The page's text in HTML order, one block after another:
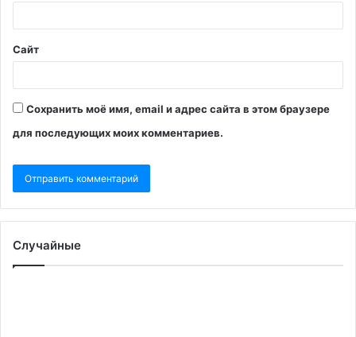
Сайт
Сохранить моё имя, email и адрес сайта в этом браузере
для последующих моих комментариев.
Случайные